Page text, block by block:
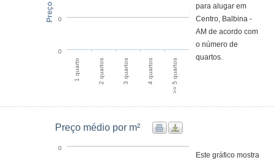
1 quarto 2 quartos 3 quartos 4 quartos >= 5 quartos
0
0
para alugar em
Centro, Balbina -
AM de acordo com
o número de
quartos.
Preço médio por m²
0
Este gráfico mostra